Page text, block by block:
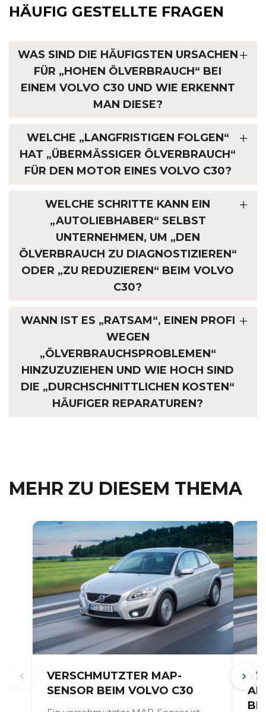
HÄUFIG GESTELLTE FRAGEN
WAS SIND DIE HÄUFIGSTEN URSACHEN
FÜR „HOHEN ÖLVERBRAUCH“ BEI
EINEM VOLVO C30 UND WIE ERKENNT
MAN DIESE?
WELCHE „LANGFRISTIGEN FOLGEN“
HAT „ÜBERMÄSSIGER ÖLVERBRAUCH“ F
ÜR DEN MOTOR EINES VOLVO C30?
WELCHE SCHRITTE KANN EIN
„AUTOLIEBHABER“ SELBST
UNTERNEHMEN, UM „DEN
ÖLVERBRAUCH ZU DIAGNOSTIZIEREN“
ODER „ZU REDUZIEREN“ BEIM VOLVO
C30?
WANN IST ES „RATSAM“, EINEN PROFI
WEGEN
„ÖLVERBRAUCHSPROBLEMEN“
HINZUZUZIEHEN UND WIE HOCH SIND
DIE „DURCHSCHNITTLICHEN KOSTEN“
HÄUFIGER REPARATUREN?
MEHR ZU DIESEM THEMA
VERSCHMUTZTER MAP-
SENSOR BEIM VOLVO C30